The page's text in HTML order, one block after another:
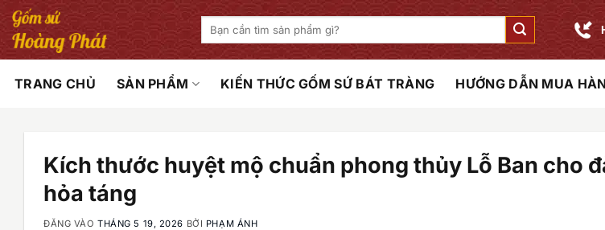
Bỏ
qua
nội
Tìm
kiếm:
TRANG CHỦ SẢN PHẨM KIẾN THỨC GỐM SỨ BÁT TRÀNG HƯỚNG DẪN MUA
Kích thước huyệt mộ chuẩn phong thủy Lỗ Ban cho
hỏa táng
ĐĂNG VÀOTHÁNG 5 19, 2026 BỞI PHẠM ÁNH